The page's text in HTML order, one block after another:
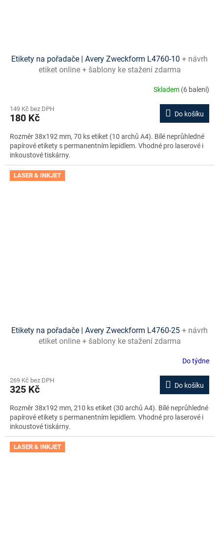
Etikety na pořadače | Avery Zweckform L4760-10 + návrh
etiket online + šablony ke stažení zdarma
Skladem (6 balení)
149 Kč bez DPH
180 Kč Do košíku
Rozměr 38x192 mm, 70 ks etiket (10 archů A4). Bílé neprůhledné
papírové etikety s permanentním lepidlem. Vhodné pro laserové i
inkoustové tiskárny.
LASER & INKJET
Etikety na pořadače | Avery Zweckform L4760-25 + návrh
etiket online + šablony ke stažení zdarma
Do týdne
269 Kč bez DPH
325 Kč Do košíku
Rozměr 38x192 mm, 210 ks etiket (30 archů A4). Bílé neprůhledné
papírové etikety s permanentním lepidlem. Vhodné pro laserové i
inkoustové tiskárny.
LASER & INKJET